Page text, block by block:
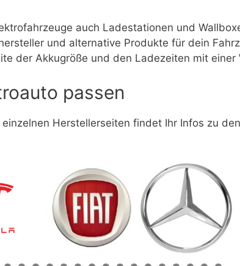
auch Ladestationen und
und alternative Produkte für dein
der Akkugröße und den Ladezeiten mit einer
passen
Herstellerseiten findet Ihr Infos zu